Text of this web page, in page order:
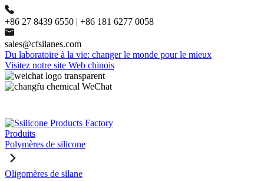
+86 27 8439 6550 | +86 181 6277 0058
sales@cfsilanes.com
Du laboratoire à la vie: changer le monde pour le mieux
Visitez notre site Web chinois
Produits
Polymères de silicone
Oligomères de silane